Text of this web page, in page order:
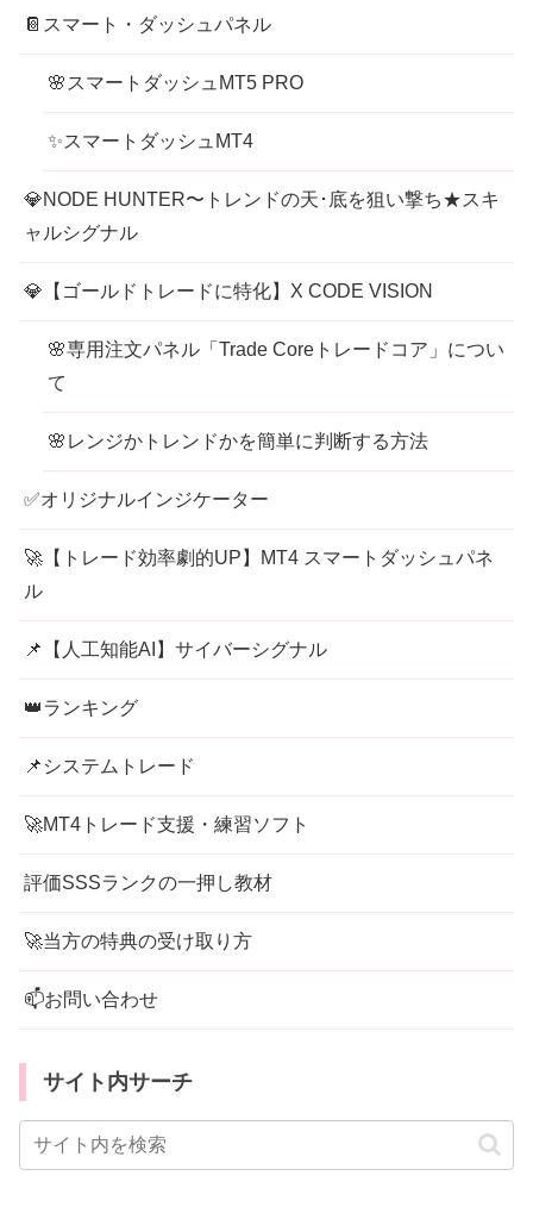
📔スマート・ダッシュパネル
🌸スマートダッシュMT5 PRO
✨スマートダッシュMT4
💎NODE HUNTER〜トレンドの天･底を狙い撃ち★スキ
ャルシグナル
💎【ゴールドトレードに特化】X CODE VISION
🌸専用注文パネル「Trade Coreトレードコア」につい
て
🌸レンジかトレンドかを簡単に判断する方法
✅オリジナルインジケーター
🚀【トレード効率劇的UP】MT4 スマートダッシュパネ
ル
📌【人工知能AI】サイバーシグナル
👑ランキング
📌システムトレード
🚀MT4トレード支援・練習ソフト
評価SSSランクの一押し教材
🚀当方の特典の受け取り方
📫お問い合わせ
サイト内サーチ